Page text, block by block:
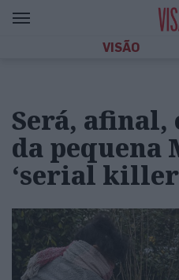
VISÃO
Será, afinal,
da pequena
‘serial